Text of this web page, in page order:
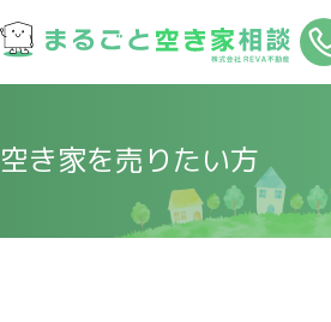
空き家を売りたい方